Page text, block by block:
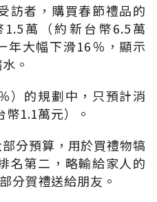
訪者，購買春節禮品的
1.5萬（約新台幣6.5萬
年大幅下滑16％，顯示
。
）的規劃中，只預計消
幣1.1萬元）。
分預算，用於買禮物犒
名第二，略輸給家人的
分賀禮送給朋友。